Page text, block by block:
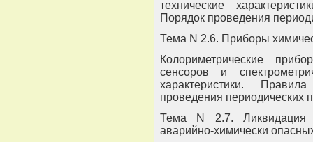
технические
Порядок проведения
Тема N 2.6. Приборы
Колориметрические
сенсоров и
характеристики.
проведения периодических
Тема N 2.7. Ликвидация
аварийно-химически